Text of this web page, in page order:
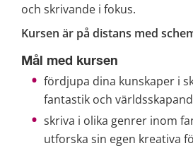
och skrivande i fokus.
Kursen är på distans med
Mål med kursen
fördjupa dina kunskaper i
fantastik och
skriva i olika genrer inom
utforska sin egen kreativa